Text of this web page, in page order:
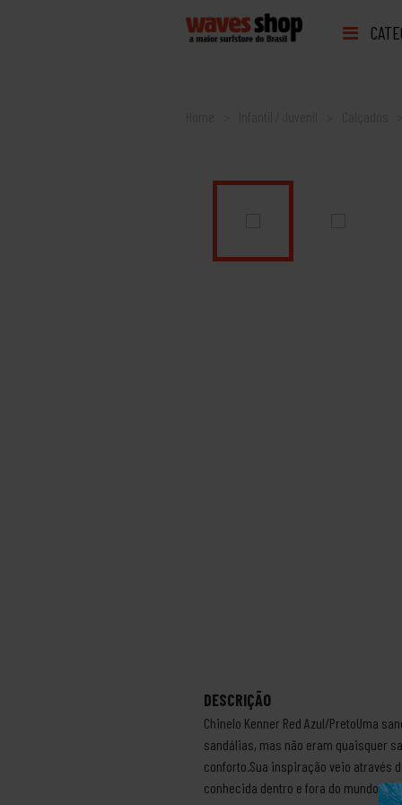
Home
DESCRIÇÃO
Chinelo Kenner Red Azul/PretoUma
sandálias, mas não eram quaisquer
conforto.Sua inspiração veio através
conhecida dentro e fora do mundo